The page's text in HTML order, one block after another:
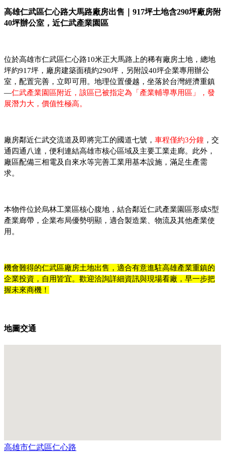
高雄仁武區仁心路大馬路廠房出售｜917坪土地含290坪廠房附
40坪辦公室，近仁武產業園區
位於高雄市仁武區仁心路10米正大馬路上的稀有廠房土地，總地
坪約917坪，廠房建築面積約290坪，另附設40坪企業專用辦公
室，配置完善，立即可用。地理位置優越，坐落於台灣經濟重鎮
—仁武產業園區附近，該區已被指定為「產業輔導專用區」，發
展潛力大，價值性極高。
廠房鄰近仁武交流道及即將完工的國道七號， 車程僅約3分鐘 ，交
通四通八達，便利連結高雄市核心區域及主要工業走廊。此外，
廠區配備三相電及自來水等完善工業用基本設施，滿足生產需
求。
本物件位於烏林工業區核心腹地，結合鄰近仁武產業園區形成S型
產業廊帶，企業布局優勢明顯，適合製造業、物流及其他產業使
用。
機會難得的仁武區廠房土地出售，適合有意進駐高雄產業重鎮的
企業投資，自用皆宜。歡迎洽詢詳細資訊與現場看廠，早一步把
握未來商機！
地圖交通
高雄市仁武區仁心路